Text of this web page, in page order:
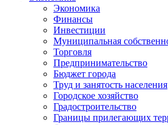
Экономика
Финансы
Инвестиции
Муниципальная
Торговля
Предпринимательство
Бюджет города
Труд и занятость населения
Городское хозяйство
Градостроительство
Границы прилегающих